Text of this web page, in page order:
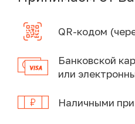
QR-кодом
Банковской
или
Наличными